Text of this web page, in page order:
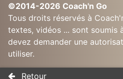
©2014-2026 Coach'n Go
Tous droits réservés à
textes, vidéos ... sont soumis
devez demander une
utiliser.